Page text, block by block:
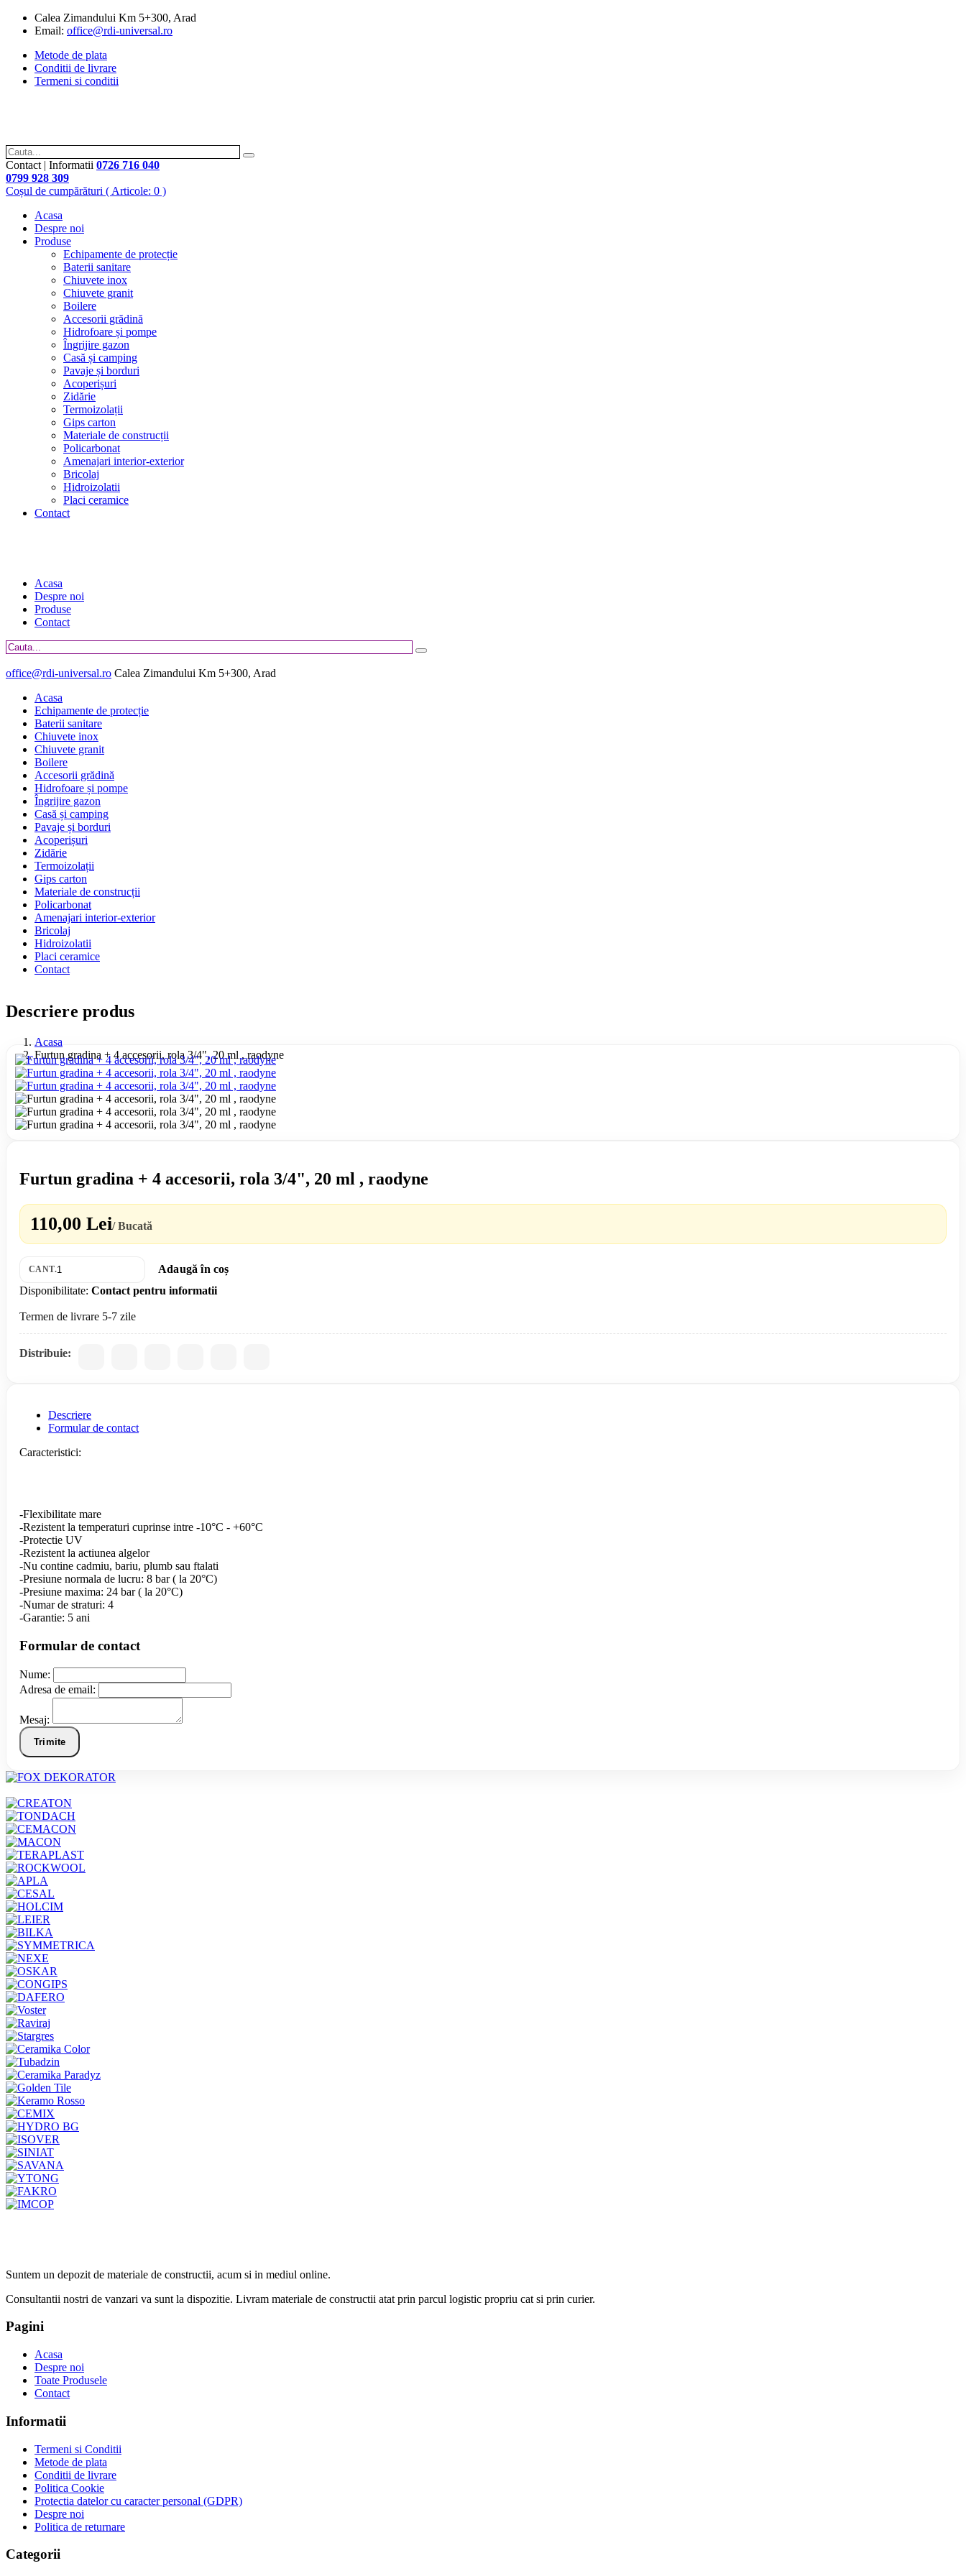
Calea Zimandului Km 5+300, Arad
Email: office@rdi-universal.ro
Metode de plata
Conditii de livrare
Termeni si conditii
Contact | Informatii 0726 716 040
0799 928 309
Coșul de cumpărături ( Articole: 0 )
Acasa
Despre noi
Produse
Echipamente de protecție
Baterii sanitare
Chiuvete inox
Chiuvete granit
Boilere
Accesorii grădină
Hidrofoare și pompe
Îngrijire gazon
Casă și camping
Pavaje și borduri
Acoperișuri
Zidărie
Termoizolații
Gips carton
Materiale de construcții
Policarbonat
Amenajari interior-exterior
Bricolaj
Hidroizolatii
Placi ceramice
Contact
Acasa
Despre noi
Produse
Contact
office@rdi-universal.ro Calea Zimandului Km 5+300, Arad
Acasa
Echipamente de protecție
Baterii sanitare
Chiuvete inox
Chiuvete granit
Boilere
Accesorii grădină
Hidrofoare și pompe
Îngrijire gazon
Casă și camping
Pavaje și borduri
Acoperișuri
Zidărie
Termoizolații
Gips carton
Materiale de construcții
Policarbonat
Amenajari interior-exterior
Bricolaj
Hidroizolatii
Placi ceramice
Contact
Descriere produs
Acasa
Furtun gradina + 4 accesorii, rola 3/4", 20 ml , raodyne
Furtun gradina + 4 accesorii, rola 3/4", 20 ml , raodyne
110,00 Lei/ Bucată
CANT.
Adaugă în coș
Disponibilitate: Contact pentru informatii
Distribuie:
Descriere
Formular de contact
Caracteristici:
-Flexibilitate mare
-Rezistent la temperaturi cuprinse intre -10°C - +60°C
-Protectie UV
-Rezistent la actiunea algelor
-Nu contine cadmiu, bariu, plumb sau ftalati
-Presiune normala de lucru: 8 bar ( la 20°C)
-Presiune maxima: 24 bar ( la 20°C)
-Numar de straturi: 4
-Garantie: 5 ani
Formular de contact
Nume:
Adresa de email:
Mesaj:
Trimite
Suntem un depozit de materiale de constructii, acum si in mediul online.
Consultantii nostri de vanzari va sunt la dispozitie. Livram materiale de constructii atat prin parcul logistic propriu cat si prin curier.
Pagini
Acasa
Despre noi
Toate Produsele
Contact
Informatii
Termeni si Conditii
Metode de plata
Conditii de livrare
Politica Cookie
Protectia datelor cu caracter personal (GDPR)
Despre noi
Politica de returnare
Categorii